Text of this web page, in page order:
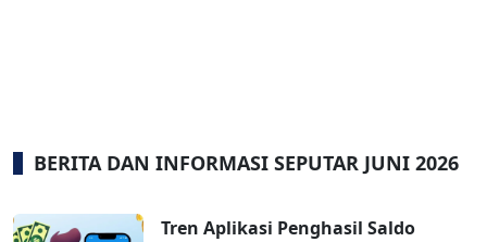
BERITA DAN INFORMASI SEPUTAR JUNI 2026
Tren Aplikasi Penghasil Saldo